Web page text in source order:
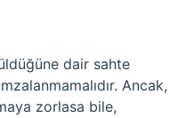
dair sahte
Ancak,
zorlasa bile,